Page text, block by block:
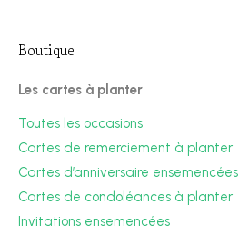
Boutique
Les cartes à planter
Toutes les occasions
Cartes de remerciement à planter
Cartes d’anniversaire ensemencées
Cartes de condoléances à planter
Invitations ensemencées